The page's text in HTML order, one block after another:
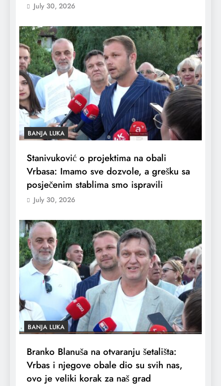
July 30, 2026
BANJA LUKA
Stanivuković o projektima na obali
Vrbasa: Imamo sve dozvole, a grešku sa
posječenim stablima smo ispravili
July 30, 2026
BANJA LUKA
Branko Blanuša na otvaranju šetališta:
Vrbas i njegove obale dio su svih nas,
ovo je veliki korak za naš grad